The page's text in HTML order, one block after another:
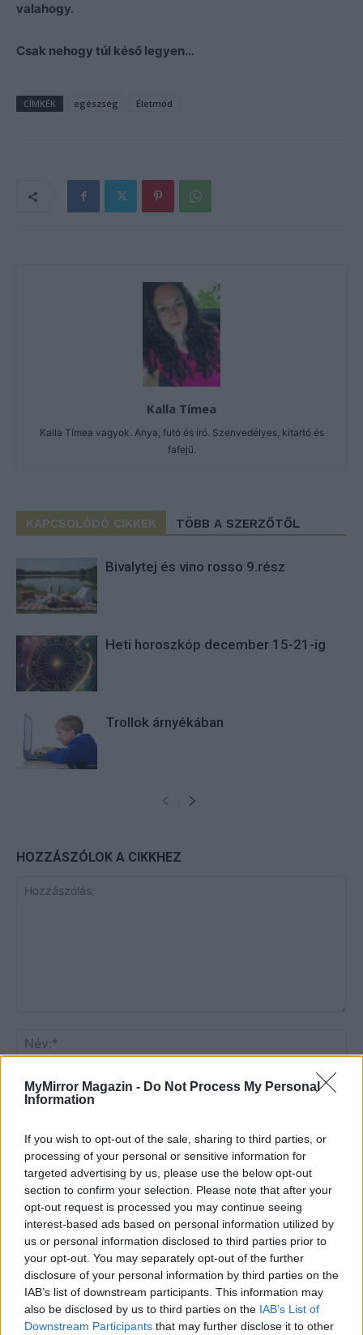
MyMirror Magazin - Do Not Process My Personal
Information
If you wish to opt-out of the sale, sharing to third parties, or
processing of your personal or sensitive information for
targeted advertising by us, please use the below opt-out
section to confirm your selection. Please note that after your
opt-out request is processed you may continue seeing
interest-based ads based on personal information utilized by
us or personal information disclosed to third parties prior to
your opt-out. You may separately opt-out of the further
disclosure of your personal information by third parties on the
IAB’s list of downstream participants. This information may
also be disclosed by us to third parties on the IAB’s List of
Downstream Participants that may further disclose it to other
valahogy.
Csak nehogy túl késő legyen…
CÍMKÉK egészség Életmód
Kalla Tímea
Kalla Tímea vagyok. Anya, futó és író. Szenvedélyes, kitartó és
fafejű.
KAPCSOLÓDÓ CIKKEK TÖBB A SZERZŐTŐL
Bivalytej és vino rosso 9.rész
Heti horoszkóp december 15-21-ig
Trollok árnyékában
HOZZÁSZÓLOK A CIKKHEZ
Save my name, email, and website in this browser for the
next time I comment.
Notify me of follow-up comments by email.
Notify me of new posts by email.